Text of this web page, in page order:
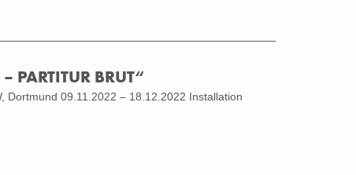
BRUT“
Dortmund 09.11.2022 – 18.12.2022 Installation